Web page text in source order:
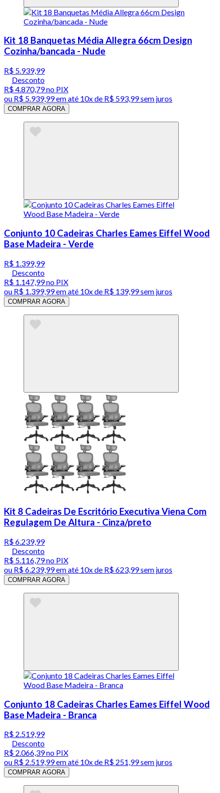
Kit 18 Banquetas Média Allegra 66cm Design
Cozinha/bancada - Nude
R$ 5.939,99
Desconto
R$ 4.870,79no PIX
ou R$ 5.939,99em até 10x de R$ 593,99 sem juros
COMPRAR AGORA
Conjunto 10 Cadeiras Charles Eames Eiffel Wood
Base Madeira - Verde
R$ 1.399,99
Desconto
R$ 1.147,99no PIX
ou R$ 1.399,99em até 10x de R$ 139,99 sem juros
COMPRAR AGORA
Kit 8 Cadeiras De Escritório Executiva Viena Com
Regulagem De Altura - Cinza/preto
R$ 6.239,99
Desconto
R$ 5.116,79no PIX
ou R$ 6.239,99em até 10x de R$ 623,99 sem juros
COMPRAR AGORA
Conjunto 18 Cadeiras Charles Eames Eiffel Wood
Base Madeira - Branca
R$ 2.519,99
Desconto
R$ 2.066,39no PIX
ou R$ 2.519,99em até 10x de R$ 251,99 sem juros
COMPRAR AGORA